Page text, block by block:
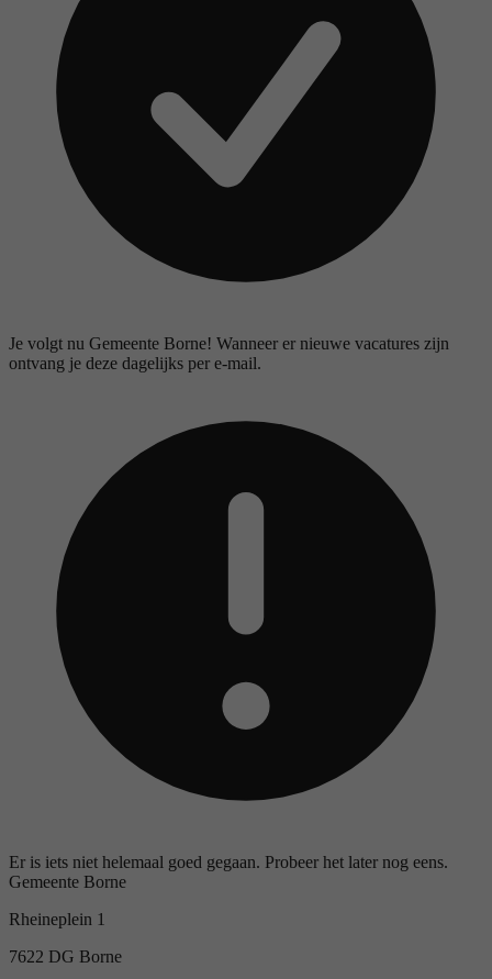
Je volgt nu Gemeente Borne! Wanneer er nieuwe vacatures zijn
ontvang je deze dagelijks per e-mail.
Er is iets niet helemaal goed gegaan. Probeer het later nog eens.
Gemeente Borne
Rheineplein 1
7622 DG Borne